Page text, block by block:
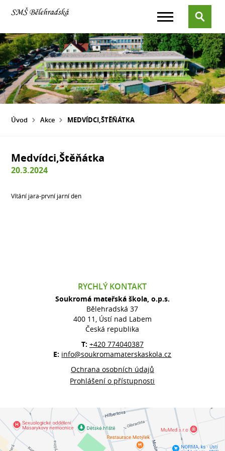
Úvod Akce MEDVÍDCI,ŠTĚŇÁTKA
Medvídci,Štěňátka
20.3.2024
Vítání jara-první jarní den
RYCHLÝ KONTAKT
Soukromá mateřská škola, o.p.s.
Bělehradská 37
400 11, Ústí nad Labem
Česká republika
T: +420 774040387
E: info@soukromamaterskaskola.cz
Ochrana osobních údajů
Prohlášení o přístupnosti